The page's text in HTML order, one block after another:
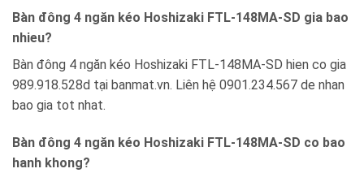
Bàn đông 4 ngăn kéo Hoshizaki FTL-148MA-SD gia bao
nhieu?
Bàn đông 4 ngăn kéo Hoshizaki FTL-148MA-SD hien co gia
989.918.528d tại banmat.vn. Liên hệ 0901.234.567 de nhan
bao gia tot nhat.
Bàn đông 4 ngăn kéo Hoshizaki FTL-148MA-SD co bao
hanh khong?